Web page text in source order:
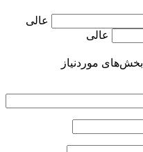
عالی
عالی
بخش‌های موردنیاز